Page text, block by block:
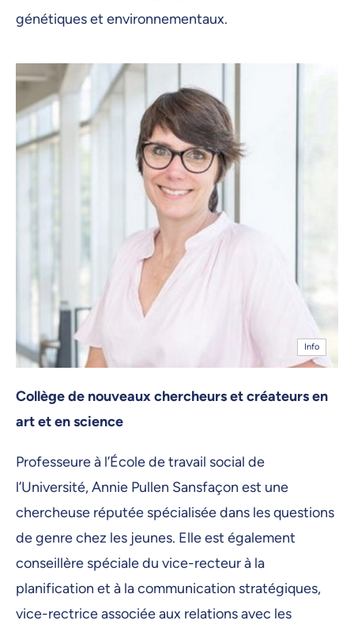
génétiques et environnementaux.
Info
Collège de nouveaux chercheurs et créateurs en
art et en science
Professeure à l’École de travail social de
l’Université, Annie Pullen Sansfaçon est une
chercheuse réputée spécialisée dans les questions
de genre chez les jeunes. Elle est également
conseillère spéciale du vice-recteur à la
planification et à la communication stratégiques,
vice-rectrice associée aux relations avec les